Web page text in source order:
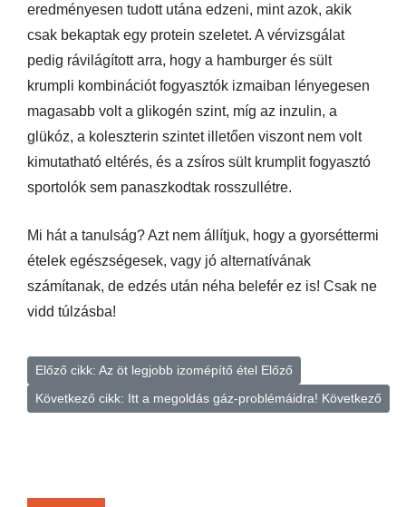
eredményesen tudott utána edzeni, mint azok, akik
csak bekaptak egy protein szeletet. A vérvizsgálat
pedig rávilágított arra, hogy a hamburger és sült
krumpli kombinációt fogyasztók izmaiban lényegesen
magasabb volt a glikogén szint, míg az inzulin, a
glükóz, a koleszterin szintet illetően viszont nem volt
kimutatható eltérés, és a zsíros sült krumplit fogyasztó
sportolók sem panaszkodtak rosszullétre.
Mi hát a tanulság? Azt nem állítjuk, hogy a gyorséttermi
ételek egészségesek, vagy jó alternatívának
számítanak, de edzés után néha belefér ez is! Csak ne
vidd túlzásba!
Előző cikk: Az öt legjobb izomépítő étel Előző
Következő cikk: Itt a megoldás gáz-problémáidra! Következő